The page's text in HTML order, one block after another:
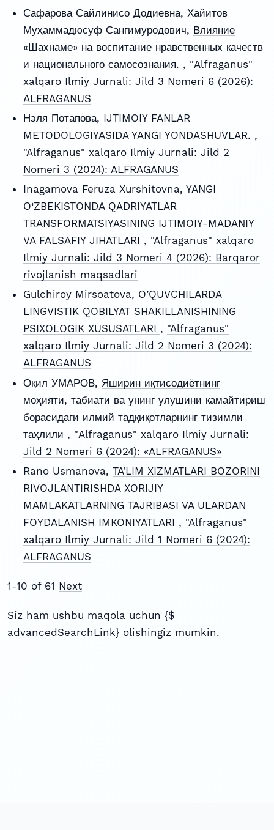
Сафарова Сайлинисо Додиевна, Хайитов
Муҳаммадюсуф Сангимуродович, Влияние
«Шахнаме» на воспитание нравственных качеств
и национального самосознания. , "Alfraganus"
xalqaro Ilmiy Jurnali: Jild 3 Nomeri 6 (2026):
ALFRAGANUS
Нэля Потапова, IJTIMOIY FANLAR
METODOLOGIYASIDA YANGI YONDASHUVLAR. ,
"Alfraganus" xalqaro Ilmiy Jurnali: Jild 2
Nomeri 3 (2024): ALFRAGANUS
Inagamova Feruza Xurshitovna, YANGI
O‘ZBEKISTONDA QADRIYATLAR
TRANSFORMATSIYASINING IJTIMOIY-MADANIY
VA FALSAFIY JIHATLARI , "Alfraganus" xalqaro
Ilmiy Jurnali: Jild 3 Nomeri 4 (2026): Barqaror
rivojlanish maqsadlari
Gulchiroy Mirsoatova, O’QUVCHILARDA
LINGVISTIK QOBILYAT SHAKILLANISHINING
PSIXOLOGIK XUSUSATLARI , "Alfraganus"
xalqaro Ilmiy Jurnali: Jild 2 Nomeri 3 (2024):
ALFRAGANUS
Оқил УМАРОВ, Яширин иқтисодиётнинг
моҳияти, табиати ва унинг улушини камайтириш
борасидаги илмий тадқиқотларнинг тизимли
таҳлили , "Alfraganus" xalqaro Ilmiy Jurnali:
Jild 2 Nomeri 6 (2024): «ALFRAGANUS»
Rano Usmanova, TA'LIM XIZMATLARI BOZORINI
RIVOJLANTIRISHDA XORIJIY
MAMLAKATLARNING TAJRIBASI VA ULARDAN
FOYDALANISH IMKONIYATLARI , "Alfraganus"
xalqaro Ilmiy Jurnali: Jild 1 Nomeri 6 (2024):
ALFRAGANUS
1-10 of 61 Next
Siz ham ushbu maqola uchun {$
advancedSearchLink} olishingiz mumkin.